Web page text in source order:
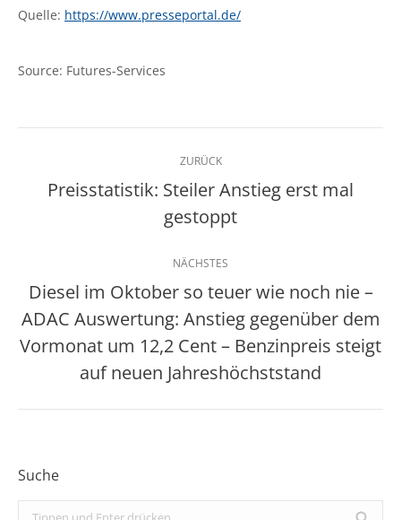
Quelle: https://www.presseportal.de/
Source: Futures-Services
Kommentarnavigation
ZURÜCK
Vorheriger
Beitrag:
Preisstatistik: Steiler Anstieg erst mal
gestoppt
NÄCHSTES
Nächster
Beitrag:
Diesel im Oktober so teuer wie noch nie –
ADAC Auswertung: Anstieg gegenüber dem
Vormonat um 12,2 Cent – Benzinpreis steigt
auf neuen Jahreshöchststand
Suche
Search: